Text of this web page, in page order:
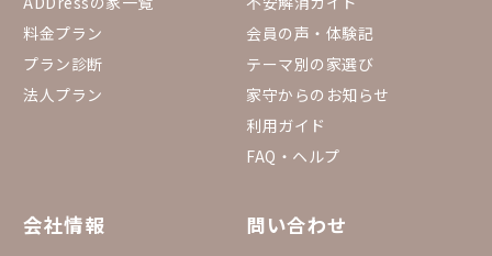
料金プラン
プラン診断
法人プラン
会員の声・体験記
テーマ別の家選び
家守からのお知らせ
利用ガイド
FAQ・ヘルプ
会社情報 問い合わせ